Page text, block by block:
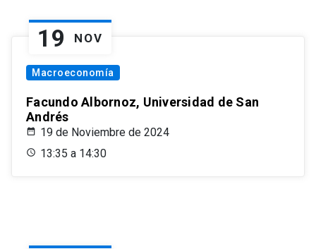
19 NOV
Macroeconomía
Facundo Albornoz, Universidad de San
Andrés
19 de Noviembre de 2024
13:35 a 14:30